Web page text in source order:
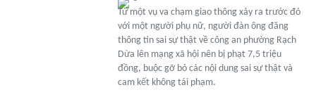
Từ một vụ va chạm giao thông xảy ra trước đó
với một người phụ nữ, người đàn ông đăng
thông tin sai sự thật về công an phường Rạch
Dừa lên mạng xã hội nên bị phạt 7,5 triệu
đồng, buộc gỡ bỏ các nội dung sai sự thật và
cam kết không tái phạm.